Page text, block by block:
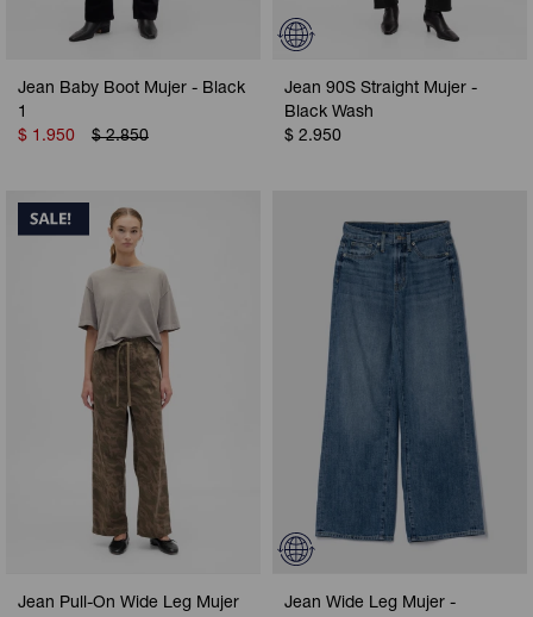
Jean Baby Boot Mujer - Black
1
$ 1.950 $ 2.850
Jean 90S Straight Mujer -
Black Wash
$ 2.950
Jean Pull-On Wide Leg Mujer
Jean Wide Leg Mujer -